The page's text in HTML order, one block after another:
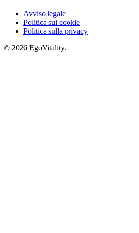
Avviso legale
Politica sui cookie
Politica sulla privacy
© 2026 EgoVitality.